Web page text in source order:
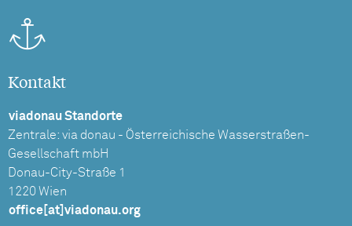
Kontakt
viadonau Standorte
Zentrale: via donau - Österreichische Wasserstraßen-
Gesellschaft mbH
Donau-City-Straße 1
1220 Wien
office[at]viadonau.org